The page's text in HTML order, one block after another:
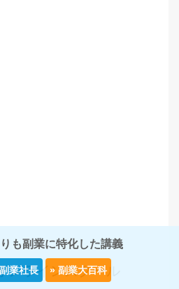
ンラインスクール
りも副業に特化した講義